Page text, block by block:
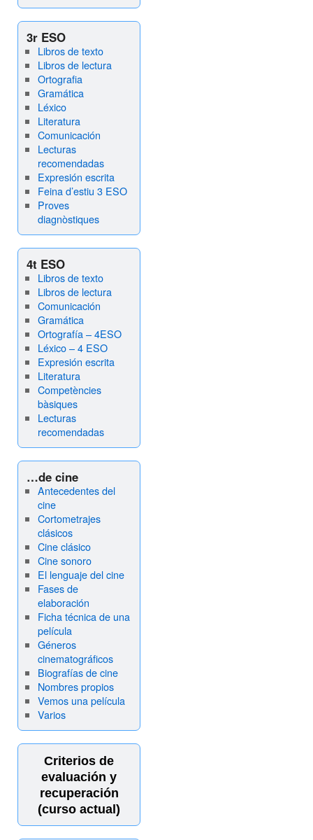
3r ESO
Libros de texto
Libros de lectura
Ortografia
Gramática
Léxico
Literatura
Comunicación
Lecturas
recomendadas
Expresión escrita
Feina d’estiu 3 ESO
Proves
diagnòstiques
4t ESO
Libros de texto
Libros de lectura
Comunicación
Gramática
Ortografía – 4ESO
Léxico – 4 ESO
Expresión escrita
Literatura
Competències
bàsiques
Lecturas
recomendadas
…de cine
Antecedentes del
cine
Cortometrajes
clásicos
Cine clásico
Cine sonoro
El lenguaje del cine
Fases de
elaboración
Ficha técnica de una
película
Géneros
cinematográficos
Biografías de cine
Nombres propios
Vemos una película
Varios
Criterios de
evaluación y
recuperación
(curso actual)